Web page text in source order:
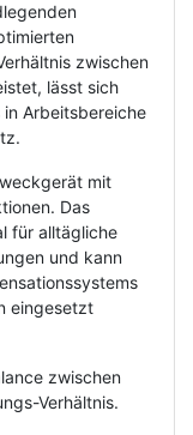
zwischen
lässt sich
Arbeitsbereiche
mit
Das
für alltägliche
und kann
eingesetzt
zwischen
Verhältnis.